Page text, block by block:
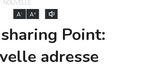
NOUVELLE
A- A+
Point:
adresse